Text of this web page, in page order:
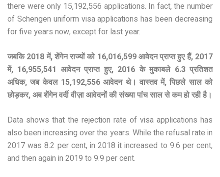
there were only 15,192,556 applications. In fact, the number
of Schengen uniform visa applications has been decreasing
for five years now, except for last year.
जबकि 2018 में, शेंगेन राज्यों को 16,016,599 आवेदन प्राप्त हुए हैं, 2017
में, 16,955,541 आवेदन प्राप्त हुए, 2016 के मुकाबले 6.3 प्रतिशत
अधिक, जब केवल 15,192,556 आवेदन थे। वास्तव में, पिछले साल को
छोड़कर, अब शेंगेन वर्दी वीज़ा आवेदनों की संख्या पांच साल से कम हो रही है।
Data shows that the rejection rate of visa applications has
also been increasing over the years. While the refusal rate in
2017 was 8.2 per cent, in 2018 it increased to 9.6 per cent,
and then again in 2019 to 9.9 per cent.